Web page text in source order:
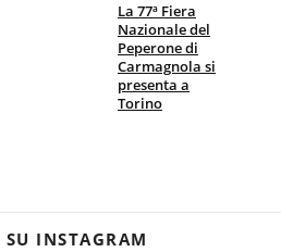
La 77ª Fiera
Nazionale del
Peperone di
Carmagnola si
presenta a
Torino
SU INSTAGRAM